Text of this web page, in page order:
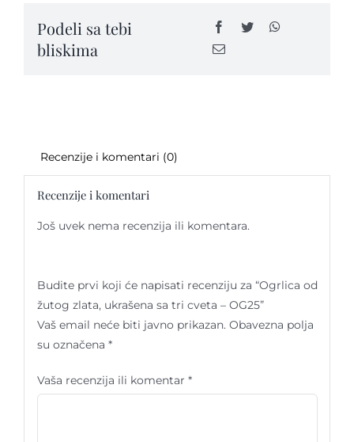
sa
tri
Podeli sa tebi
bliskima
Recenzije i komentari (0)
Recenzije i komentari
Još uvek nema recenzija ili komentara.
Budite prvi koji će napisati recenziju za “Ogrlica od
žutog zlata, ukrašena sa tri cveta – OG25”
Vaš email neće biti javno prikazan. Obavezna polja
su označena *
Vaša recenzija ili komentar *